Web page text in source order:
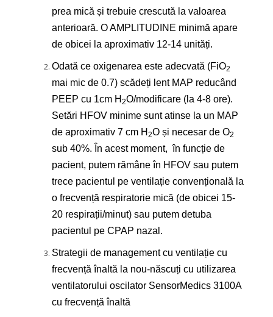
prea mică și trebuie crescută la valoarea
anterioară. O AMPLITUDINE minimă apare
de obicei la aproximativ 12-14 unități.
Odată ce oxigenarea este adecvată (FiO2
mai mic de 0.7) scădeți lent MAP reducând
PEEP cu 1cm H 2O/modificare (la 4-8 ore).
Setări HFOV minime sunt atinse la un MAP
de aproximativ 7 cm H 2O și necesar de O2
sub 40%. În acest moment, în funcție de
pacient, putem rămâne în HFOV sau putem
trece pacientul pe ventilație convențională la
o frecvență respiratorie mică (de obicei 15-
20 respirații/minut) sau putem detuba
pacientul pe CPAP nazal.
Strategii de management cu ventilație cu
frecvență înaltă la nou-născuți cu utilizarea
ventilatorului oscilator SensorMedics 3100A
cu frecvență înaltă